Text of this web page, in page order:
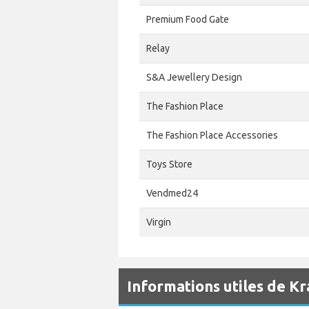
Premium Food Gate
Relay
S&A Jewellery Design
The Fashion Place
The Fashion Place Accessories
Toys Store
Vendmed24
Virgin
Informations utiles de